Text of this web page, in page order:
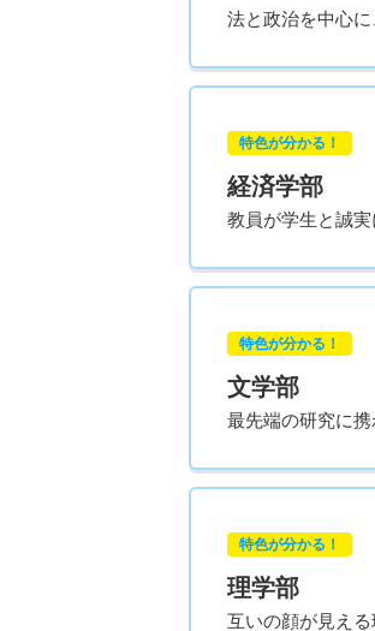
法と政治を中心
特色が分かる！
経済学部
教員が学生と誠
特色が分かる！
文学部
最先端の研究に
特色が分かる！
理学部
互いの顔が見え